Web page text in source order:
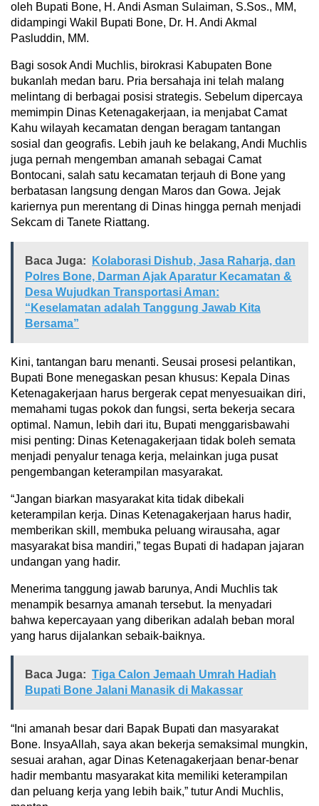
oleh Bupati Bone, H. Andi Asman Sulaiman, S.Sos., MM,
didampingi Wakil Bupati Bone, Dr. H. Andi Akmal
Pasluddin, MM.
Bagi sosok Andi Muchlis, birokrasi Kabupaten Bone
bukanlah medan baru. Pria bersahaja ini telah malang
melintang di berbagai posisi strategis. Sebelum dipercaya
memimpin Dinas Ketenagakerjaan, ia menjabat Camat
Kahu wilayah kecamatan dengan beragam tantangan
sosial dan geografis. Lebih jauh ke belakang, Andi Muchlis
juga pernah mengemban amanah sebagai Camat
Bontocani, salah satu kecamatan terjauh di Bone yang
berbatasan langsung dengan Maros dan Gowa. Jejak
kariernya pun merentang di Dinas hingga pernah menjadi
Sekcam di Tanete Riattang.
Baca Juga:
Kolaborasi Dishub, Jasa Raharja, dan
Polres Bone, Darman Ajak Aparatur Kecamatan &
Desa Wujudkan Transportasi Aman:
“Keselamatan adalah Tanggung Jawab Kita
Bersama”
Kini, tantangan baru menanti. Seusai prosesi pelantikan,
Bupati Bone menegaskan pesan khusus: Kepala Dinas
Ketenagakerjaan harus bergerak cepat menyesuaikan diri,
memahami tugas pokok dan fungsi, serta bekerja secara
optimal. Namun, lebih dari itu, Bupati menggarisbawahi
misi penting: Dinas Ketenagakerjaan tidak boleh semata
menjadi penyalur tenaga kerja, melainkan juga pusat
pengembangan keterampilan masyarakat.
“Jangan biarkan masyarakat kita tidak dibekali
keterampilan kerja. Dinas Ketenagakerjaan harus hadir,
memberikan skill, membuka peluang wirausaha, agar
masyarakat bisa mandiri,” tegas Bupati di hadapan jajaran
undangan yang hadir.
Menerima tanggung jawab barunya, Andi Muchlis tak
menampik besarnya amanah tersebut. Ia menyadari
bahwa kepercayaan yang diberikan adalah beban moral
yang harus dijalankan sebaik-baiknya.
Baca Juga: Tiga Calon Jemaah Umrah Hadiah
Bupati Bone Jalani Manasik di Makassar
“Ini amanah besar dari Bapak Bupati dan masyarakat
Bone. InsyaAllah, saya akan bekerja semaksimal mungkin,
sesuai arahan, agar Dinas Ketenagakerjaan benar-benar
hadir membantu masyarakat kita memiliki keterampilan
dan peluang kerja yang lebih baik,” tutur Andi Muchlis,